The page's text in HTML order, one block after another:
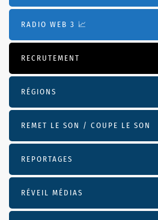
RADIO WEB 3 📈
RECRUTEMENT
RÉGIONS
REMET LE SON / COUPE LE SON
REPORTAGES
RÉVEIL MÉDIAS